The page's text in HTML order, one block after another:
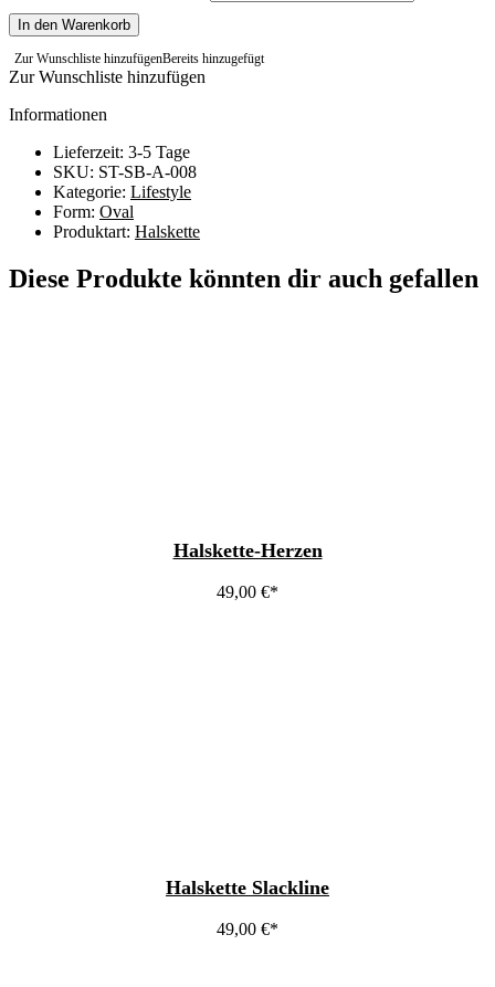
In den Warenkorb
Zur Wunschliste hinzufügenBereits hinzugefügt
Zur Wunschliste hinzufügen
Informationen
Lieferzeit: 3-5 Tage
SKU: ST-SB-A-008
Kategorie: Lifestyle
Form: Oval
Produktart: Halskette
Diese Produkte könnten dir auch gefallen
Halskette-Herzen
49,00 €
Halskette Slackline
49,00 €